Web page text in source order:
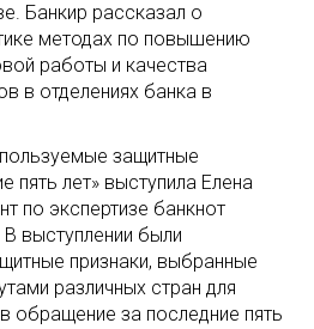
Банкир рассказал о
методах по повышению
работы и качества
в отделениях банка в
защитные
пять лет» выступила Елена
по экспертизе банкнот
выступлении были
признаки, выбранные
различных стран для
обращение за последние пять